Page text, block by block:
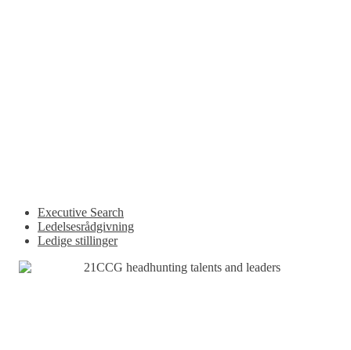
Executive Search
Ledelsesrådgivning
Ledige stillinger